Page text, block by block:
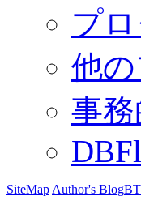
プ
他
事
SiteMap Author's Blog